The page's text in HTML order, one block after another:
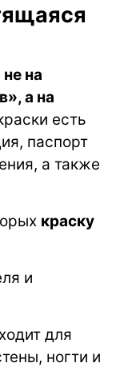
не на
а на
есть
паспорт
а также
краску
и
для
ногти и